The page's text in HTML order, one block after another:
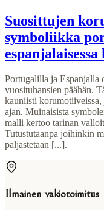
Suosittujen
symboliikka
Portugalilla ja
vuosituhansien päähän.
kauniisti
ajan. Muinaisista
malli kertoo tarinan
Tutustutaanpa joihinkin
paljastetaan [...].
Ilmainen vakiotoimitus